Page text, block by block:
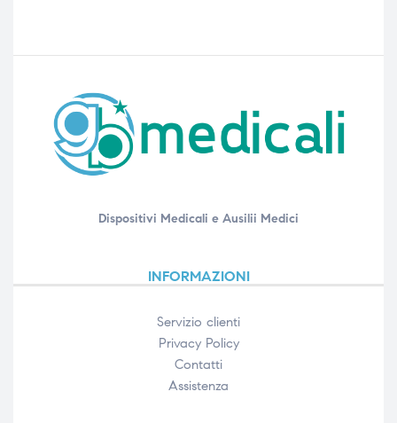
Dispositivi Medicali e Ausilii Medici
INFORMAZIONI
Servizio clienti
Privacy Policy
Contatti
Assistenza